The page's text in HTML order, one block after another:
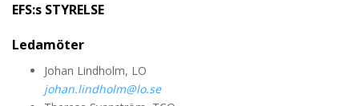
EFS:s STYRELSE
Ledamöter
Johan Lindholm, LO
johan.lindholm@lo.se